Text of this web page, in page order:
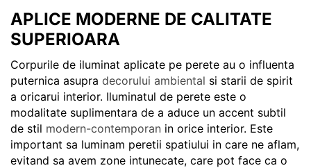
APLICE MODERNE DE CALITATE
SUPERIOARA
Corpurile de iluminat aplicate pe perete au o influenta
puternica asupra decorului ambiental si starii de spirit
a oricarui interior. Iluminatul de perete este o
modalitate suplimentara de a aduce un accent subtil
de stil modern-contemporan in orice interior. Este
important sa luminam peretii spatiului in care ne aflam,
evitand sa avem zone intunecate, care pot face ca o